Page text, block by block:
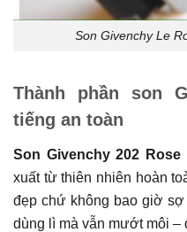
Son Givenchy Le
Thành phần son
tiếng an toàn
Son Givenchy 202 Rose
xuất từ thiên nhiên hoàn
đẹp chứ không bao giờ
dùng lì mà vẫn mướt môi